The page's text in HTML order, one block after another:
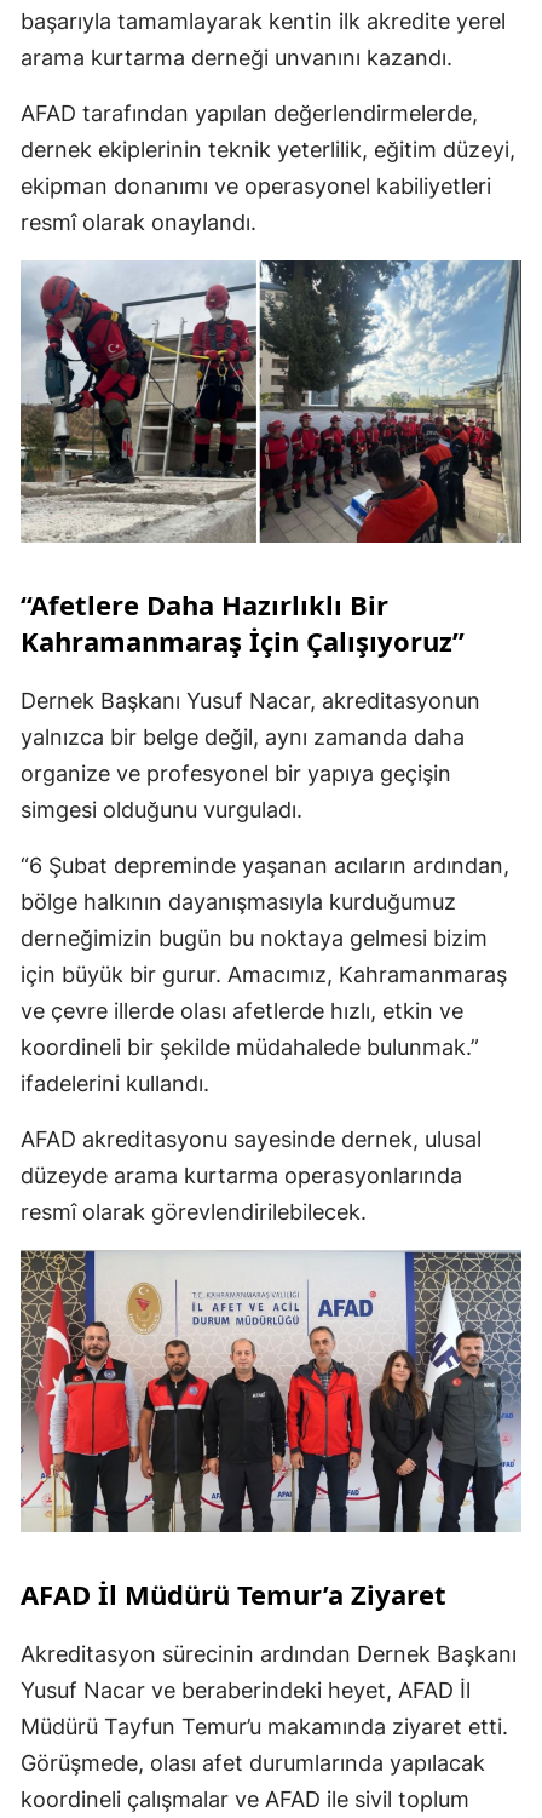
başarıyla tamamlayarak kentin ilk akredite yerel
arama kurtarma derneği unvanını kazandı.
AFAD tarafından yapılan değerlendirmelerde,
dernek ekiplerinin teknik yeterlilik, eğitim düzeyi,
ekipman donanımı ve operasyonel kabiliyetleri
resmî olarak onaylandı.
“Afetlere Daha Hazırlıklı Bir
Kahramanmaraş İçin Çalışıyoruz”
Dernek Başkanı Yusuf Nacar, akreditasyonun
yalnızca bir belge değil, aynı zamanda daha
organize ve profesyonel bir yapıya geçişin
simgesi olduğunu vurguladı.
“6 Şubat depreminde yaşanan acıların ardından,
bölge halkının dayanışmasıyla kurduğumuz
derneğimizin bugün bu noktaya gelmesi bizim
için büyük bir gurur. Amacımız, Kahramanmaraş
ve çevre illerde olası afetlerde hızlı, etkin ve
koordineli bir şekilde müdahalede bulunmak.”
ifadelerini kullandı.
AFAD akreditasyonu sayesinde dernek, ulusal
düzeyde arama kurtarma operasyonlarında
resmî olarak görevlendirilebilecek.
AFAD İl Müdürü Temur’a Ziyaret
Akreditasyon sürecinin ardından Dernek Başkanı
Yusuf Nacar ve beraberindeki heyet, AFAD İl
Müdürü Tayfun Temur’u makamında ziyaret etti.
Görüşmede, olası afet durumlarında yapılacak
koordineli çalışmalar ve AFAD ile sivil toplum